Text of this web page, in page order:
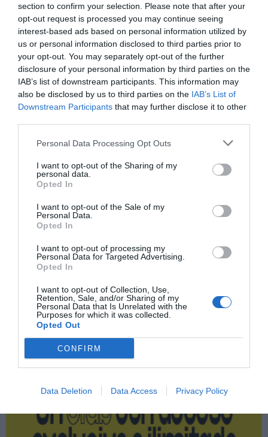
section to confirm your selection. Please note that after your
opt-out request is processed you may continue seeing
interest-based ads based on personal information utilized by
us or personal information disclosed to third parties prior to
your opt-out. You may separately opt-out of the further
disclosure of your personal information by third parties on the
IAB’s list of downstream participants. This information may
also be disclosed by us to third parties on the IAB’s List of
Downstream Participants that may further disclose it to other
Personal Data Processing Opt Outs
I want to opt-out of the Sharing of my
personal data.
Opted In
I want to opt-out of the Sale of my
Personal Data.
Opted In
I want to opt-out of processing my
Personal Data for Targeted Advertising.
Opted In
I want to opt-out of Collection, Use,
Retention, Sale, and/or Sharing of my
Personal Data that Is Unrelated with the
Purposes for which it was collected.
Opted Out
CONFIRM
Data Deletion Data Access Privacy Policy
Índex2P
Reale Seguros
actualmente como socios comerciales con la
tecnológica InnJoo en la trasera y con Kelme, su
proveedor técnico. A ellos se suman otros dos socios
históricos de la entidad, como son CaixaBank y Estrella
Damm.
2Playbook
como fuente preferida de Google
de forma gratuita
Mantente informado con las últimas noticias de actualidad.
ACTIVAR AHORA
Publicidad
2Playbook Club2P